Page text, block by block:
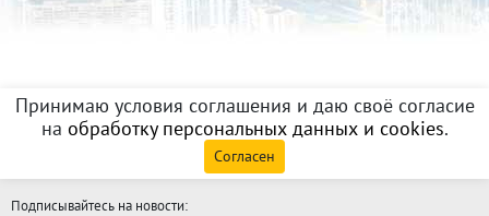
Принимаю условия соглашения и даю своё согласие
на обработку персональных данных и cookies.
Согласен
Подписывайтесь на новости: